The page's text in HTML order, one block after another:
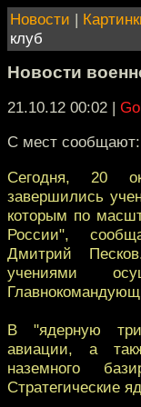
Новости |
клуб
Новости
21.10.12 00:02 |
C мест сообщают:
Сегодня, 20
завершились
которым по
России",
Дмитрий
учениями
В "ядерную
авиации, а
наземного
Стратегические